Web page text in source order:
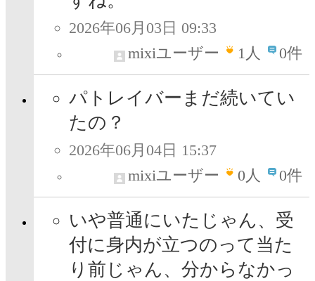
2026年06月03日 09:33
mixiユーザー
1人 0件
パトレイバーまだ続いてい
たの？
2026年06月04日 15:37
mixiユーザー
0人 0件
いや普通にいたじゃん、受
付に身内が立つのって当た
り前じゃん、分からなかっ